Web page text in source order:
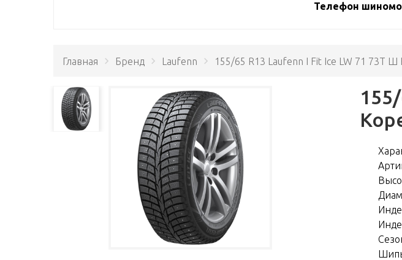
Телефон
Главная Бренд Laufenn 155/65 R13 Laufenn I Fit Ice LW 71 73T Ш